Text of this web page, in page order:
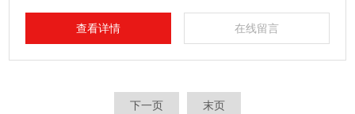
查看详情 在线留言
下一页 末页